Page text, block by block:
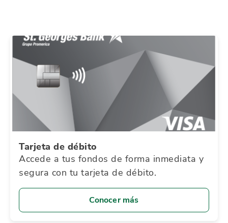
Tarjeta de débito
Accede a tus fondos de forma inmediata y
segura con tu tarjeta de débito.
Conocer más